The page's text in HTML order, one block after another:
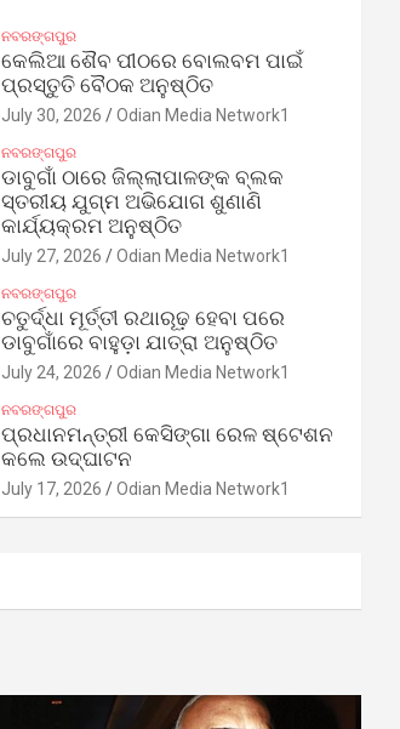
ନବରଙ୍ଗପୁର
କେଲିଆ ଶୈବ ପୀଠରେ ବୋଲବମ ପାଇଁ
ପ୍ରସ୍ତୁତି ବୈଠକ ଅନୁଷ୍ଠିତ
July 30, 2026 Odian Media Network1
ନବରଙ୍ଗପୁର
ଡାବୁଗାଁ ଠାରେ ଜିଲ୍ଲାପାଳଙ୍କ ବ୍ଲକ
ସ୍ତରୀୟ ଯୁଗ୍ମ ଅଭିଯୋଗ ଶୁଣାଣି
କାର୍ଯ୍ୟକ୍ରମ ଅନୁଷ୍ଠିତ
July 27, 2026 Odian Media Network1
ନବରଙ୍ଗପୁର
ଚତୁର୍ଦ୍ଧା ମୂର୍ତ୍ତୀ ରଥାରୂଢ଼ ହେବା ପରେ
ଡାବୁଗାଁରେ ବାହୁଡ଼ା ଯାତ୍ରା ଅନୁଷ୍ଠିତ
July 24, 2026 Odian Media Network1
ନବରଙ୍ଗପୁର
ପ୍ରଧାନମନ୍ତ୍ରୀ କେସିଙ୍ଗା ରେଳ ଷ୍ଟେଶନ
କଲେ ଉଦ୍‌ଘାଟନ
July 17, 2026 Odian Media Network1